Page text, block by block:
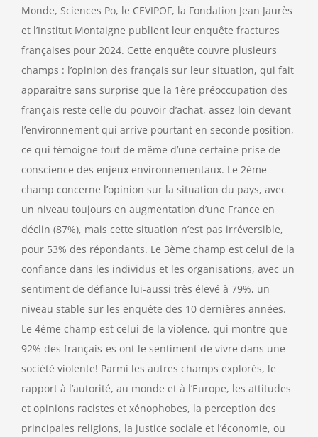
Monde, Sciences Po, le CEVIPOF, la Fondation Jean Jaurès
et l’Institut Montaigne publient leur enquête fractures
françaises pour 2024. Cette enquête couvre plusieurs
champs : l’opinion des français sur leur situation, qui fait
apparaître sans surprise que la 1ère préoccupation des
français reste celle du pouvoir d’achat, assez loin devant
l’environnement qui arrive pourtant en seconde position,
ce qui témoigne tout de même d’une certaine prise de
conscience des enjeux environnementaux. Le 2ème
champ concerne l’opinion sur la situation du pays, avec
un niveau toujours en augmentation d’une France en
déclin (87%), mais cette situation n’est pas irréversible,
pour 53% des répondants. Le 3ème champ est celui de la
confiance dans les individus et les organisations, avec un
sentiment de défiance lui-aussi très élevé à 79%, un
niveau stable sur les enquête des 10 dernières années.
Le 4ème champ est celui de la violence, qui montre que
92% des français-es ont le sentiment de vivre dans une
société violente! Parmi les autres champs explorés, le
rapport à l’autorité, au monde et à l’Europe, les attitudes
et opinions racistes et xénophobes, la perception des
principales religions, la justice sociale et l’économie, ou